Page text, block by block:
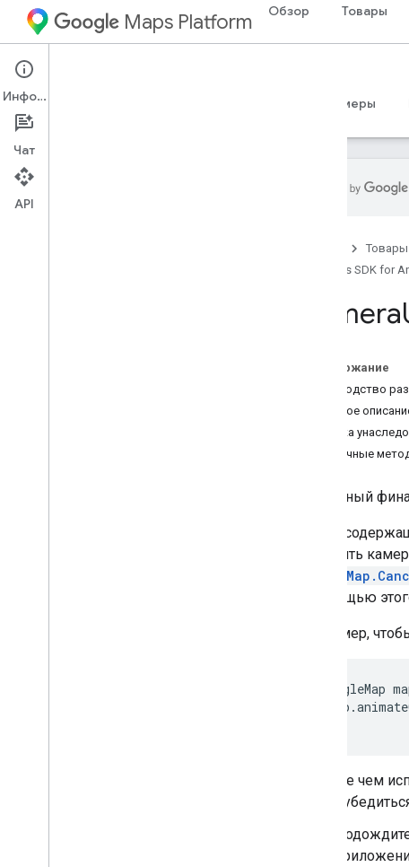
Maps Platform Обзор Товары
Android
Руководства
Примеры
Товары
Maps SDK for
Camera
Содержание
Руководство
Краткое
Сводка
Публичные
публичный
Класс,
изменить
с помощью
Например,
GoogleMap
Прежде чем
чтобы
Информация
Чат
API